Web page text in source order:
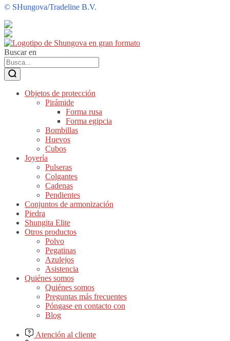
© SHungova/Tradeline B.V.
Buscar en
Objetos de protección
Pirámide
Forma rusa
Forma egipcia
Bombillas
Huevos
Cubos
Joyería
Pulseras
Colgantes
Cadenas
Pendientes
Conjuntos de armonización
Piedra
Shungita Elite
Otros productos
Polvo
Pegatinas
Azulejos
Asistencia
Quiénes somos
Quiénes somos
Preguntas más frecuentes
Póngase en contacto con
Blog
Atención al cliente